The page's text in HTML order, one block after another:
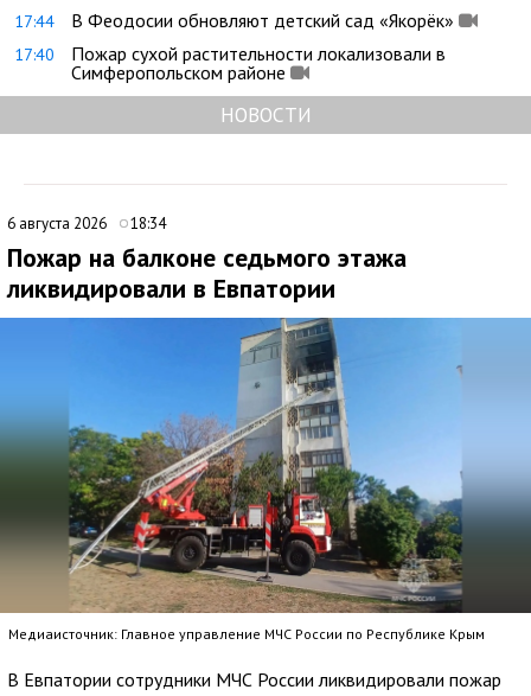
17:44 В Феодосии обновляют детский сад «Якорёк»
17:40
Пожар сухой растительности локализовали в
Симферопольском районе
НОВОСТИ
6 августа 2026 18:34
Пожар на балконе седьмого этажа
ликвидировали в Евпатории
Медиаисточник: Главное управление МЧС России по Республике Крым
В Евпатории сотрудники МЧС России ликвидировали пожар